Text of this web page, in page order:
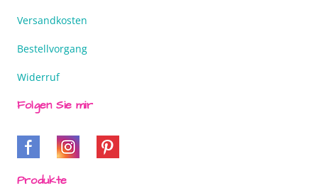
Versandkosten
Bestellvorgang
Widerruf
Folgen Sie mir
Produkte